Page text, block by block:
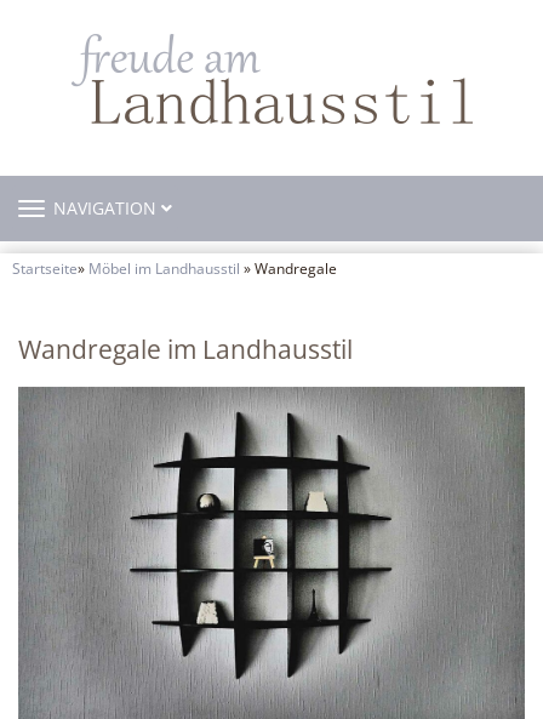
TOGGLE
NAVIGATION
Startseite» Möbel im Landhausstil » Wandregale
Wandregale im Landhausstil